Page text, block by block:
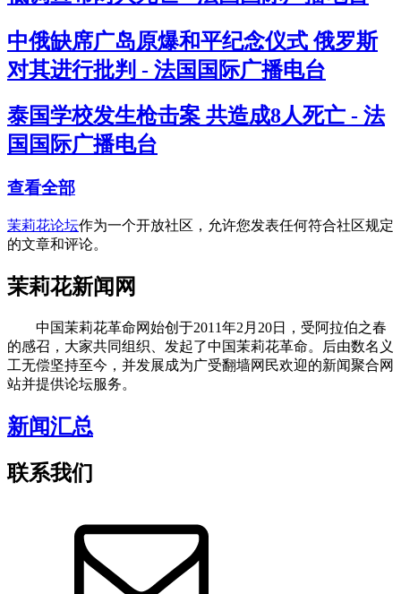
中俄缺席广岛原爆和平纪念仪式 俄罗斯
对其进行批判 - 法国国际广播电台
泰国学校发生枪击案 共造成8人死亡 - 法
国国际广播电台
查看全部
茉莉花论坛作为一个开放社区，允许您发表任何符合社区规定
的文章和评论。
茉莉花新闻网
中国茉莉花革命网始创于2011年2月20日，受阿拉伯之春
的感召，大家共同组织、发起了中国茉莉花革命。后由数名义
工无偿坚持至今，并发展成为广受翻墙网民欢迎的新闻聚合网
站并提供论坛服务。
新闻汇总
联系我们